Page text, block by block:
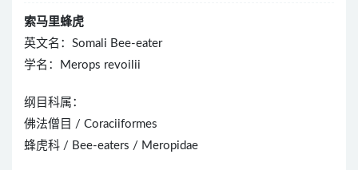
索马里蜂虎
英文名：Somali Bee-eater
学名：Merops revoilii
纲目科属：
佛法僧目 / Coraciiformes
蜂虎科 / Bee-eaters / Meropidae